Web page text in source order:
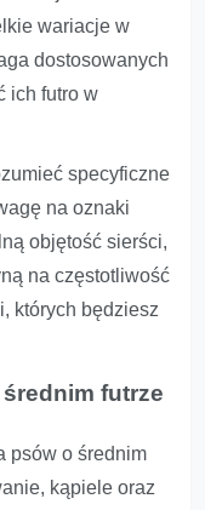
wariacje w
dostosowanych
ich futro w
specyficzne
na oznaki
objętość sierści,
na częstotliwość
których będziesz
futrze
psów o średnim
kąpiele oraz